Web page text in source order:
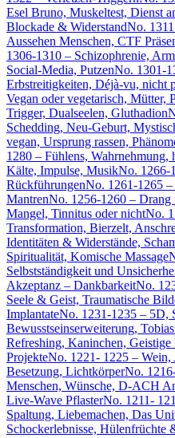
Esel Bruno, Muskeltest, Dienst
Blockade & WiderstandNo.
Aussehen Menschen, CTF
1306-1310 – Schizophrenie,
Social-Media, PutzenNo. 1301-
Erbstreitigkeiten, Déjà-vu, nicht
Vegan oder vegetarisch, Mütter,
Trigger, Dualseelen, Gluthadion
Schedding, Neu-Geburt,
vegan, Ursprung rassen,
1280 – Fühlens, Wahrnehmung,
Kälte, Impulse, MusikNo. 1266-
RückführungenNo. 1261-1265 –
MantrenNo. 1256-1260 –
Mangel, Tinnitus oder nichtNo.
Transformation, Bierzelt,
Identitäten & Widerstände,
Spiritualität, Komische Massage
Selbstständigkeit und
Akzeptanz – DankbarkeitNo.
Seele & Geist, Traumatische
ImplantateNo. 1231-1235 – 5D,
Bewusstseinserweiterung,
Refreshing, Kaninchen,
ProjekteNo. 1221- 1225 – Wein,
Besetzung, LichtkörperNo.
Menschen, Wünsche, D-ACH
Live-Wave PflasterNo. 1211-
Spaltung, Liebemachen, Das
Schockerlebnisse,